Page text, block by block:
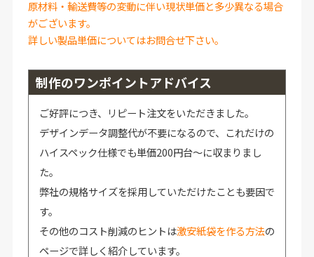
原材料・輸送費等の変動に伴い現状単価と多少異なる場合
がございます。
詳しい製品単価についてはお問合せ下さい。
制作のワンポイントアドバイス
ご好評につき、リピート注文をいただきました。
デザインデータ調整代が不要になるので、これだけの
ハイスペック仕様でも単価200円台～に収まりまし
た。
弊社の規格サイズを採用していただけたことも要因で
す。
その他のコスト削減のヒントは激安紙袋を作る方法の
ページで詳しく紹介しています。